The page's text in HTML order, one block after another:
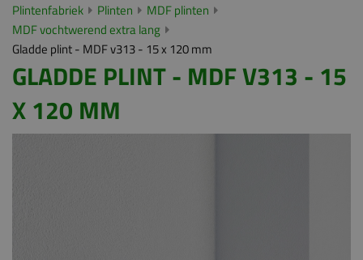
Plintenfabriek Plinten
MDF plinten
MDF vochtwerend extra lang
Gladde plint - MDF v313 - 15 x 120 mm
GLADDE PLINT - MDF V313 - 15
X 120 MM